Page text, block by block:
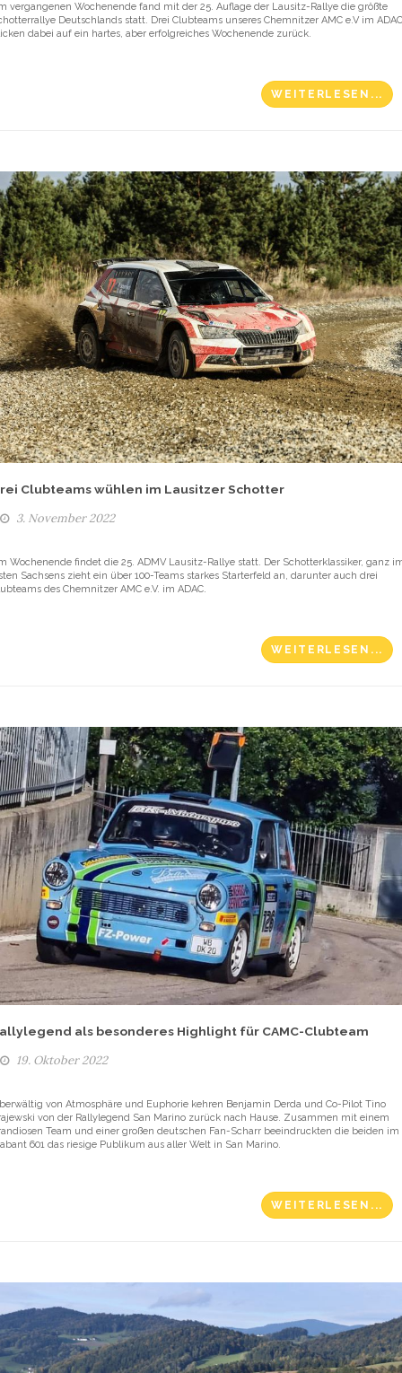
vergangenen Wochenende fand mit der 25. Auflage der Lausitz-Rallye die größte
Deutschlands statt. Drei Clubteams unseres Chemnitzer AMC e.V im ADAC
dabei auf ein hartes, aber erfolgreiches Wochenende zurück.
WEITERLESEN...
Clubteams wühlen im Lausitzer Schotter
3. November 2022
Wochenende findet die 25. ADMV Lausitz-Rallye statt. Der Schotterklassiker, ganz
Sachsens zieht ein über 100-Teams starkes Starterfeld an, darunter auch drei
des Chemnitzer AMC e.V. im ADAC.
WEITERLESEN...
als besonderes Highlight für CAMC-Clubteam
19. Oktober 2022
von Atmosphäre und Euphorie kehren Benjamin Derda und Co-Pilot Tino
von der Rallylegend San Marino zurück nach Hause. Zusammen mit einem
Team und einer großen deutschen Fan-Scharr beeindruckten die beiden im
601 das riesige Publikum aus aller Welt in San Marino.
WEITERLESEN...